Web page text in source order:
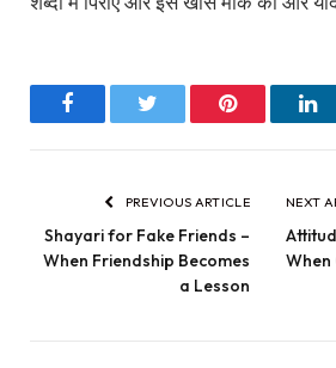
FacebookTwitter Pinterest
PREVIOUS ARTICLE
Shayari for Fake Friends –
When Friendship Becomes
a Lesson
NEXT
When